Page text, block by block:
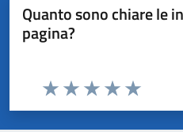
Quanto sono chiare le
pagina?
Valuta da 1 a 5 stelle la pagina
Valuta 5
Valuta 4
Valuta 3 stelle su
Valuta 2 stelle su 5
Valuta 1 stelle su 5